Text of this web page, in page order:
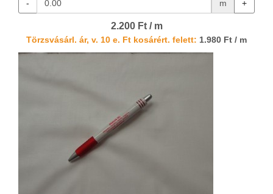
- m +
2.200 Ft / m
Törzsvásárl. ár, v. 10 e. Ft kosárért. felett: 1.980 Ft / m